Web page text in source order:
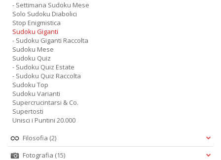
- Settimana Sudoku Mese
Solo Sudoku Diabolici
Stop Enigmistica
Sudoku Giganti
- Sudoku Giganti Raccolta
Sudoku Mese
Sudoku Quiz
- Sudoku Quiz Estate
- Sudoku Quiz Raccolta
Sudoku Top
Sudoku Varianti
Supercrucintarsi & Co.
Supertosti
Unisci i Puntini 20.000
Filosofia (2)
Fotografia (15)